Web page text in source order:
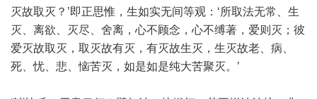
灭故取灭？’即正思惟，生如实无间等观：‘所取法无常、生
灭、离欲、灭尽、舍离，心不顾念，心不缚著，爱则灭；彼
爱灭故取灭，取灭故有灭，有灭故生灭，生灭故老、病、
死、忧、悲、恼苦灭，如是如是纯大苦聚灭。’